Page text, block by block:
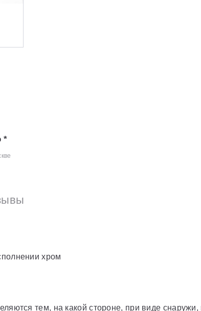
*
хром
тем, на какой стороне, при виде снаружи,